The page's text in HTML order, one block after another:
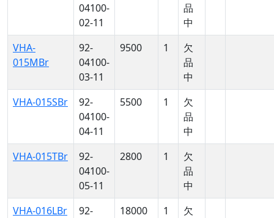
04100-
02-11
品
中
VHA-
015MBr
92-
04100-
03-11
9500 1
欠
品
中
VHA-015SBr
92-
04100-
04-11
5500 1
欠
品
中
VHA-015TBr
92-
04100-
05-11
2800 1
欠
品
中
VHA-016LBr
92-
18000 1
欠